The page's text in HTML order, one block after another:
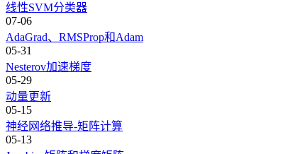
线性SVM分类器
07-06
AdaGrad、RMSProp和Adam
05-31
Nesterov加速梯度
05-29
动量更新
05-15
神经网络推导-矩阵计算
05-13